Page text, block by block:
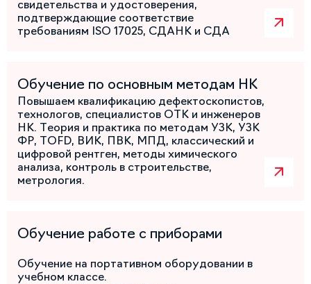
свидетельства и удостоверения,
подтверждающие соответствие
требованиям ISO 17025, СДАНК и СДА
Обучение по основным методам НК
Повышаем квалификацию дефектоскопистов,
технологов, специалистов ОТК и инженеров
НК. Теория и практика по методам УЗК, УЗК
ФР, TOFD, ВИК, ПВК, МПД, классический и
цифровой рентген, методы химического
анализа, контроль в строительстве,
метрология.
Обучение работе с приборами
Обучение на портативном оборудовании в
учебном классе.